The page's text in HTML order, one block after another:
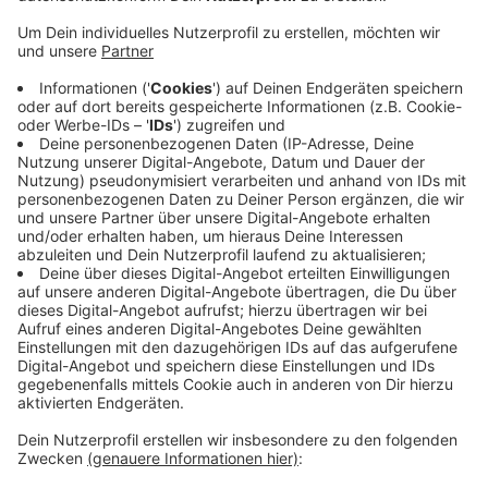
Eingänge ins Viertel gelangen.
Veröffentlicht:Mittwoch, 11.01.2023 06:41
Anzeige
So soll gefährliches Gedränge verhindert werden. Eine
Alternativveranstaltung etwa auf den Ringen wird es
nicht geben, dafür soll die Uniwiese mit DJ und
Getränkeverkauf als Ausweichfläche dienen. Am
Montag ist das Sicherheitskonzept aber nochmal
Thema im zuständigen Ausschuss. Da kann es noch
Änderungen geben.
Anzeige